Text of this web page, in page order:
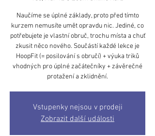
Naučíme se úplné základy, proto před tímto
kurzem nemusíte umět opravdu nic. Jediné, co
potřebujete je vlastní obruč, trochu místa a chuť
zkusit něco nového. Součástí každé lekce je
HoopFit (= posilování s obručí) + výuka triků
vhodných pro úplné začátečníky + závěrečné
protažení a zklidnění.
Vstupenky nejsou v prodeji
Zobrazit další události